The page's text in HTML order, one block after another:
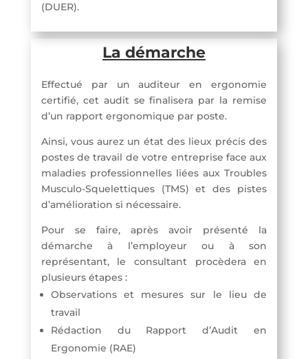
(DUER).
La démarche
Effectué par un auditeur en ergonomie
certifié, cet audit se finalisera par la remise
d’un rapport ergonomique par poste.
Ainsi, vous aurez un état des lieux précis des
postes de travail de votre entreprise face aux
maladies professionnelles liées aux Troubles
Musculo-Squelettiques (TMS) et des pistes
d’amélioration si nécessaire.
Pour se faire, après avoir présenté la
démarche à l’employeur ou à son
représentant, le consultant procèdera en
plusieurs étapes :
Observations et mesures sur le lieu de
travail
Rédaction du Rapport d’Audit en
Ergonomie (RAE)